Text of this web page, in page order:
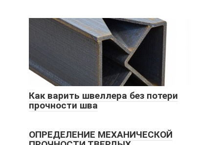
Как варить швеллера без потери
прочности шва
ОПРЕДЕЛЕНИЕ МЕХАНИЧЕСКОЙ